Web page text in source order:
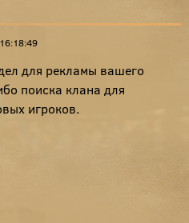
для рекламы вашего
поиска клана для
игроков.